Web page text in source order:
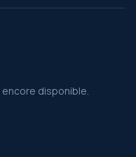
encore disponible.